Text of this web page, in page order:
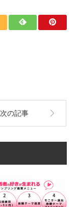
次の記事